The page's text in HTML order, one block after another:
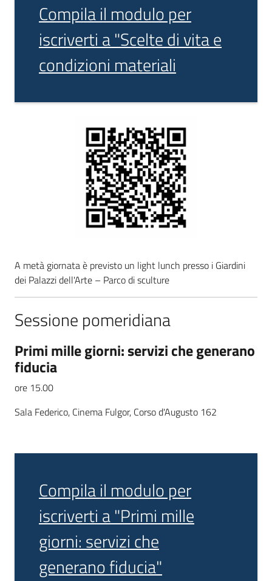
Compila il modulo per
iscriverti a "Scelte di vita e
condizioni materiali
A metà giornata è previsto un light lunch presso i Giardini
dei Palazzi dell'Arte – Parco di sculture
Sessione pomeridiana
Primi mille giorni: servizi che generano
fiducia
ore 15.00
Sala Federico, Cinema Fulgor, Corso d'Augusto 162
Compila il modulo per
iscriverti a "Primi mille
giorni: servizi che
generano fiducia"